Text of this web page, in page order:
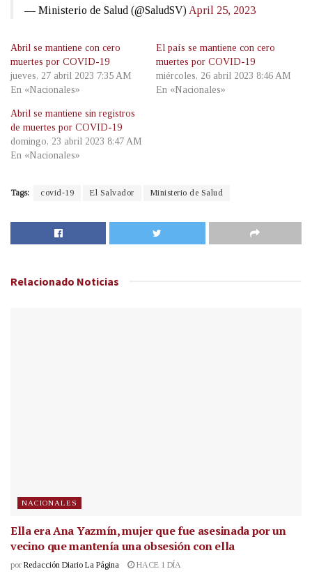
— Ministerio de Salud (@SaludSV) April 25, 2023
Abril se mantiene con cero
muertes por COVID-19
jueves, 27 abril 2023 7:35 AM
En «Nacionales»
El país se mantiene con cero
muertes por COVID-19
miércoles, 26 abril 2023 8:46 AM
En «Nacionales»
Abril se mantiene sin registros
de muertes por COVID-19
domingo, 23 abril 2023 8:47 AM
En «Nacionales»
Tags: covid-19 El Salvador Ministerio de Salud
Relacionado Noticias
NACIONALES
Ella era Ana Yazmín, mujer que fue asesinada por un
vecino que mantenía una obsesión con ella
por Redacción Diario La Página HACE 1 DÍA